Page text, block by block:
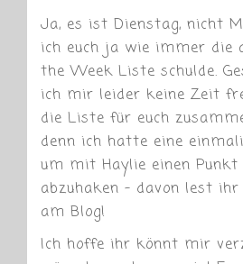
Ja, es ist Dienstag, nicht
ich euch ja wie immer die
the Week Liste schulde.
ich mir leider keine Zeit
die Liste für euch
denn ich hatte eine
um mit Haylie einen
abzuhaken – davon lest
am Blog!
Ich hoffe ihr könnt mir